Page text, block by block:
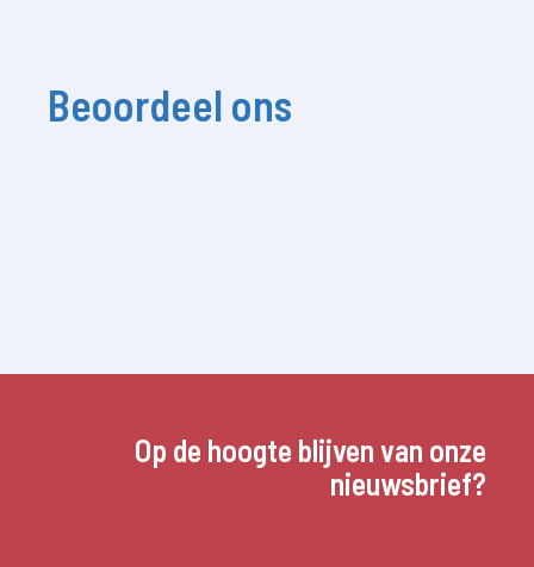
Beoordeel ons
Op de hoogte blijven van onze
nieuwsbrief?